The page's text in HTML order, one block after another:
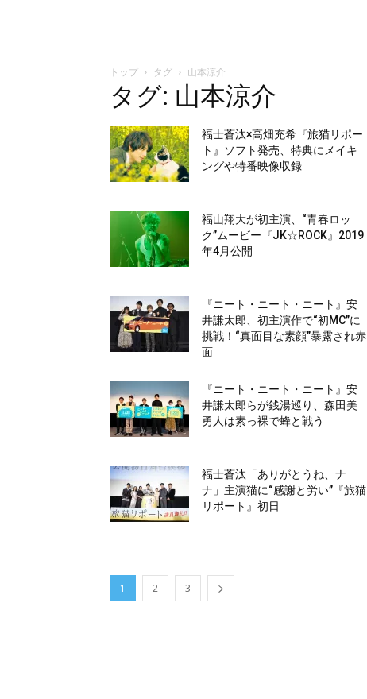
トップ タグ 山本涼介
タグ: 山本涼介
福士蒼汰×高畑充希『旅猫リポー
ト』ソフト発売、特典にメイキ
ングや特番映像収録
福山翔大が初主演、“青春ロッ
ク”ムービー『JK☆ROCK』2019
年4月公開
『ニート・ニート・ニート』安
井謙太郎、初主演作で“初MC”に
挑戦！“真面目な素顔”暴露され赤
面
『ニート・ニート・ニート』安
井謙太郎らが銭湯巡り、森田美
勇人は素っ裸で蜂と戦う
福士蒼汰「ありがとうね、ナ
ナ」主演猫に“感謝と労い”『旅猫
リポート』初日
1 2 3